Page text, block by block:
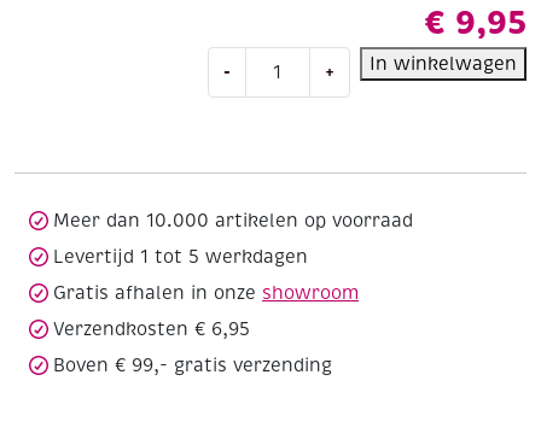
€ 9,95
-
sneldrogend
aantal
+ In winkelwagen
Meer dan 10.000 artikelen op voorraad
Levertijd 1 tot 5 werkdagen
Gratis afhalen in onze showroom
Verzendkosten € 6,95
Boven € 99,- gratis verzending